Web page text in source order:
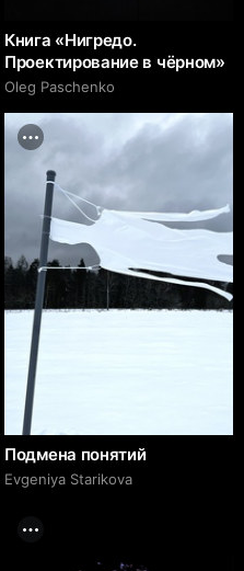
Книга «Нигредо.
Проектирование в чёрном»
Oleg Paschenko
Подмена понятий
Evgeniya Starikova